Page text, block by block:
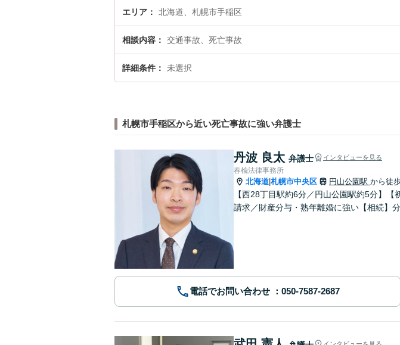
エリア 北海道、札幌市手稲区
相談内容 交通事故、死亡事故
詳細条件 未選択
札幌市手稲区から近い死亡事故に強い弁護士
丹波 良太 弁護士 インタビューを見る
春楡法律事務所
北海道 札幌市中央区 円山公園駅 から徒
【西28丁目駅約6分／円山公園駅約5分】
請求／財産分与・熟年離婚に強い【相続】
電話でお問い合わせ
インタビューを見る